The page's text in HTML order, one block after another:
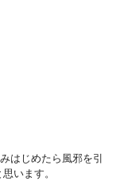
はじめたら風邪を引
います。